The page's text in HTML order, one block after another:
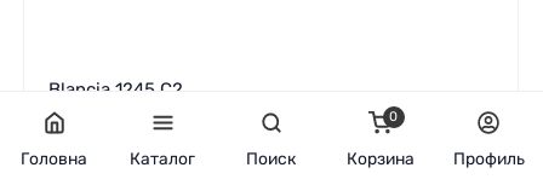
Blancia 1245 C2
У наявності
1 663 грн.
Головна Каталог Поиск
0
Корзина Профиль